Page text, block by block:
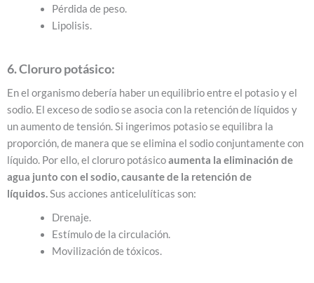
Pérdida de peso.
Lipolisis.
6. Cloruro potásico:
En el organismo debería haber un equilibrio entre el potasio y el
sodio. El exceso de sodio se asocia con la retención de líquidos y
un aumento de tensión. Si ingerimos potasio se equilibra la
proporción, de manera que se elimina el sodio conjuntamente con
líquido. Por ello, el cloruro potásicoaumenta la eliminación de
agua junto con el sodio, causante de la retención de
líquidos.Sus acciones anticelulíticas son:
Drenaje.
Estímulo de la circulación.
Movilización de tóxicos.